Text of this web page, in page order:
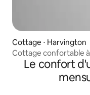
Cottage ⋅ Harvington
Cottage confortable
bainLe confort